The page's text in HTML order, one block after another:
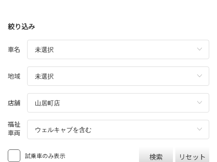
絞り込み
車名
地域
店舗
福祉
車両
試乗車のみ表示 検索 リセット